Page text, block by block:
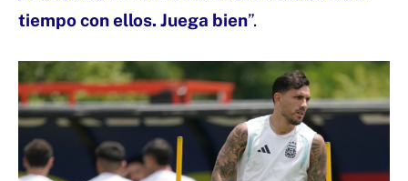
tiempo con ellos. Juega bien”.